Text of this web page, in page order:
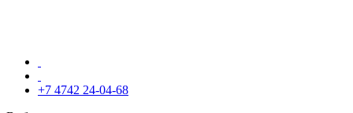
+7 4742 24-04-68